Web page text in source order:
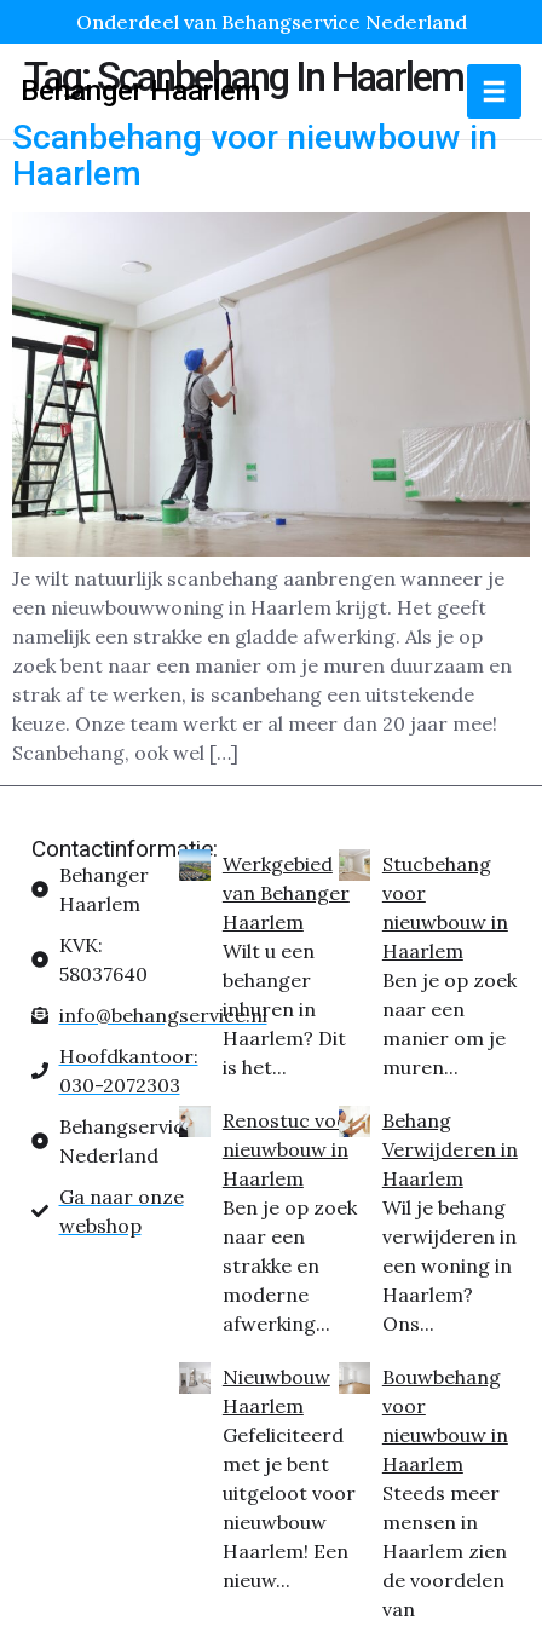
Onderdeel van Behangservice Nederland
Behanger Haarlem
Tag:Scanbehang In Haarlem
Scanbehang voor nieuwbouw in
Haarlem
Je wilt natuurlijk scanbehang aanbrengen wanneer je
een nieuwbouwwoning in Haarlem krijgt. Het geeft
namelijk een strakke en gladde afwerking. Als je op
zoek bent naar een manier om je muren duurzaam en
strak af te werken, is scanbehang een uitstekende
keuze. Onze team werkt er al meer dan 20 jaar mee!
Scanbehang, ook wel […]
Contactinformatie:
Behanger
Haarlem
KVK:
58037640
info@behangservice.nl
Hoofdkantoor:
030-2072303
Behangservice
Nederland
Ga naar onze
webshop
Werkgebied
van Behanger
Haarlem
Wilt u een
behanger
inhuren in
Haarlem? Dit
is het...
Renostuc voor
nieuwbouw in
Haarlem
Ben je op zoek
naar een
strakke en
moderne
afwerking...
Nieuwbouw
Haarlem
Gefeliciteerd
met je bent
uitgeloot voor
nieuwbouw
Haarlem! Een
nieuw...
Stucbehang
voor
nieuwbouw in
Haarlem
Ben je op zoek
naar een
manier om je
muren...
Behang
Verwijderen in
Haarlem
Wil je behang
verwijderen in
een woning in
Haarlem?
Ons...
Bouwbehang
voor
nieuwbouw in
Haarlem
Steeds meer
mensen in
Haarlem zien
de voordelen
van